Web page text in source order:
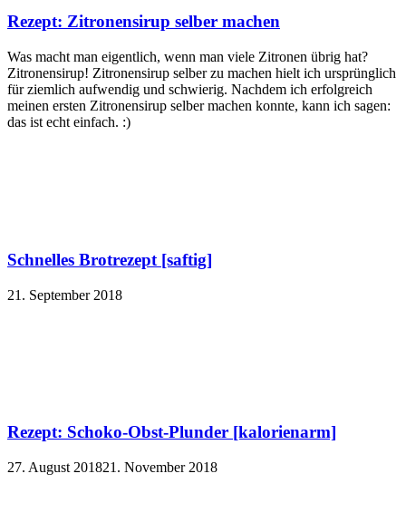
Rezept: Zitronensirup selber machen
Was macht man eigentlich, wenn man viele Zitronen übrig hat?
Zitronensirup! Zitronensirup selber zu machen hielt ich ursprünglich
für ziemlich aufwendig und schwierig. Nachdem ich erfolgreich
meinen ersten Zitronensirup selber machen konnte, kann ich sagen:
das ist echt einfach. :)
Schnelles Brotrezept [saftig]
21. September 2018
Rezept: Schoko-Obst-Plunder [kalorienarm]
27. August 201821. November 2018